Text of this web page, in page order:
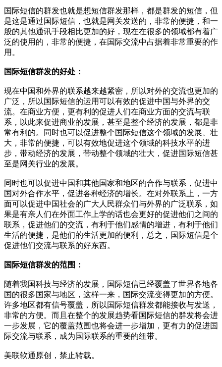
国际短信的群发也就是想短信群发那样，都是群发的短信，但
是这是通过国际短信，也就是网关发送的，非常的便捷，和一
般的其他通讯手段相比更加的好，现在在很多的领域都有着广
泛的使用的，非常的便捷，在国际交流中占据着非常重要的作
用。
国际短信群发的好处：
现在中国和外界的联系越来越紧密，所以对外的交流也更加的
广泛，所以国际短信的运用可以有效的促进中国与外界的交
流。在商业方便，更有利的促进人们在商业方面的交流与联
系，以此来促进商业的发展，甚至是整个经济的发展，都是非
常有利的。同时也可以促进整个国际短信这个领域的发展、壮
大，非常的便捷，可以有效地促进这个领域的科技水平的进
步，带动经济的发展，带动整个领域的壮大，促进国际短信甚
至是网关行业的发展。
同时也可以促进中国和其他国家和地区的合作与联系，促进中
国对外合作水平，促进各种经济的增长。在对外联系上，一方
面可以促进中国社会的广大人民群众们与外界的广泛联系，如
果是有亲人们在外面工作上学的话也会更好的促进他们之间的
联系，促进他们的交流，有利于他们感情的增进，有利于他们
生活的便捷，是他们的生活更加的便利，总之，国际短信是个
促进他们交流与联系的好东西。
国际短信群发的范围：
随着我国科技与经济的发展，国际短信已经覆盖了世界各地各
国的很多国家与地区，这样一来，国际交流变得更加的方便。
许多地区都有信号覆盖，所以国际短信群发都能接收与发送，
非常的方便。而且在整个的发展趋势看国际短信的群发将会进
一步发展，它的覆盖范围也将会进一步增加，更有力的促进国
际交流与联系，成为国际联系的重要的纽带。
美联软通原创，禁止转载。